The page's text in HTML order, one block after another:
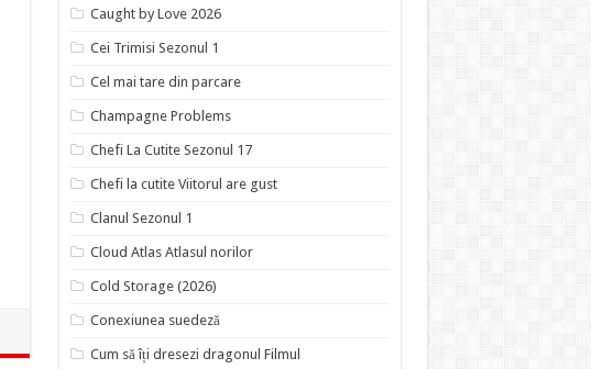
Caught by Love 2026
Cei Trimisi Sezonul 1
Cel mai tare din parcare
Champagne Problems
Chefi La Cutite Sezonul 17
Chefi la cutite Viitorul are gust
Clanul Sezonul 1
Cloud Atlas Atlasul norilor
Cold Storage (2026)
Conexiunea suedeză
Cum să îți dresezi dragonul Filmul